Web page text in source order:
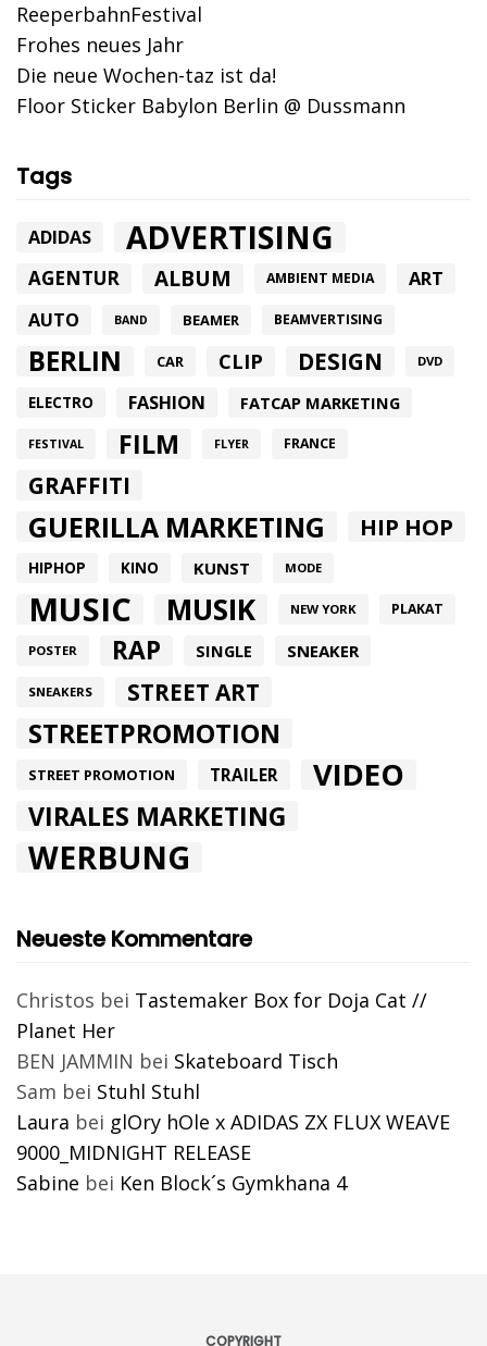
ReeperbahnFestival
Frohes neues Jahr
Die neue Wochen-taz ist da!
Floor Sticker Babylon Berlin @ Dussmann
Tags
ADIDAS ADVERTISING
AGENTUR ALBUM AMBIENT MEDIA ART
AUTO BAND BEAMER BEAMVERTISING
BERLIN CAR CLIP DESIGN DVD
ELECTRO FASHION FATCAP MARKETING
FESTIVAL FILM FLYER FRANCE
GRAFFITI
GUERILLA MARKETING HIP HOP
HIPHOP KINO KUNST MODE
MUSIC MUSIK NEW YORK PLAKAT
POSTER RAP SINGLE SNEAKER
SNEAKERS STREET ART
STREETPROMOTION
STREET PROMOTION TRAILER VIDEO
VIRALES MARKETING
WERBUNG
Neueste Kommentare
Christos bei Tastemaker Box for Doja Cat //
Planet Her
BEN JAMMIN bei Skateboard Tisch
Sam bei Stuhl Stuhl
Laura bei glOry hOle x ADIDAS ZX FLUX WEAVE
9000_MIDNIGHT RELEASE
Sabine bei Ken Block´s Gymkhana 4
COPYRIGHT